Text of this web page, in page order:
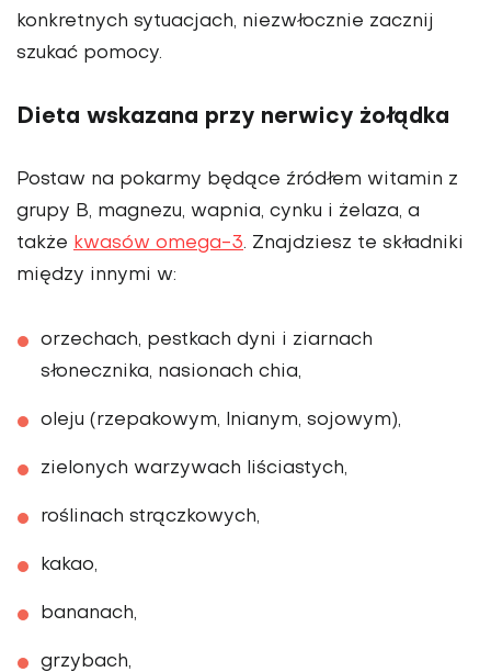
konkretnych sytuacjach, niezwłocznie zacznij
szukać pomocy.
Dieta wskazana przy nerwicy żołądka
Postaw na pokarmy będące źródłem witamin z
grupy B, magnezu, wapnia, cynku i żelaza, a
także kwasów omega-3. Znajdziesz te składniki
między innymi w:
orzechach, pestkach dyni i ziarnach
słonecznika, nasionach chia,
oleju (rzepakowym, lnianym, sojowym),
zielonych warzywach liściastych,
roślinach strączkowych,
kakao,
bananach,
grzybach,